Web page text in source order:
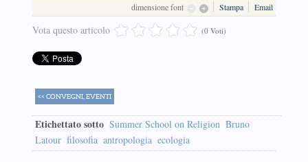
dimensione font Stampa Email
Vota questo articolo (0 Voti)
<< CONVEGNI, EVENTI
Etichettato sotto Summer School on Religion Bruno
Latour filosofia antropologia ecologia